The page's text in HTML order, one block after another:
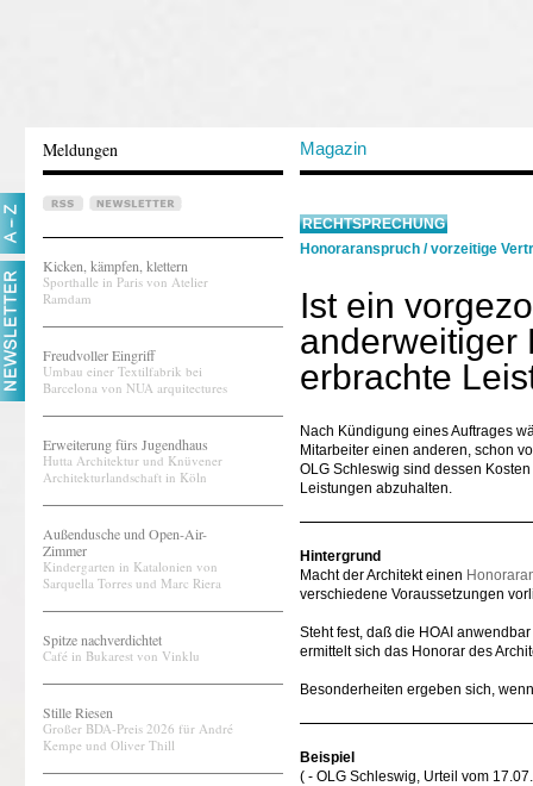
Meldungen Magazin
Kicken, kämpfen, klettern
Sporthalle in Paris von Atelier
Ramdam
Freudvoller Eingriff
Umbau einer Textilfabrik bei
Barcelona von NUA arquitectures
Erweiterung fürs Jugendhaus
Hutta Architektur und Knüvener
Architekturlandschaft in Köln
Außendusche und Open-Air-
Zimmer
Kindergarten in Katalonien von
Sarquella Torres und Marc Riera
Spitze nachverdichtet
Café in Bukarest von Vinklu
Stille Riesen
Großer BDA-Preis 2026 für André
Kempe und Oliver Thill
RECHTSPRECHUNG
Honoraranspruch /vorzeitige
Ist ein
anderweitiger
erbrachte
Nach Kündigung eines Auftrages
Mitarbeiter einen anderen, schon
OLG Schleswig sind dessen
Leistungen abzuhalten.
Hintergrund
Macht der Architekt einen
verschiedene Voraussetzungen
Steht fest, daß die HOAI
ermittelt sich das Honorar des
Besonderheiten ergeben sich,
Beispiel
( - OLG Schleswig, Urteil vom